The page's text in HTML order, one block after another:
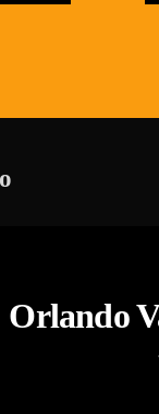
Orlando